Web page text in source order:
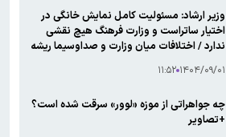
وزیر ارشاد: مسئولیت کامل نمایش خانگی در
اختیار ساتراست و وزارت فرهنگ هیچ نقشی
ندارد / اختلافات میان وزارت و صداوسیما ریشه
۱۴۰۴/۰۹/۰۱ ۱۱:۵۲
چه جواهراتی از موزه «لوور» سرقت شده است؟
+تصاویر